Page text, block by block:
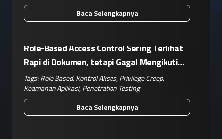
Baca Selengkapnya
Role-Based Access Control Sering Terlihat
Rapi di Dokumen, tetapi Gagal Mengikuti
Operasional Nyata
Tags:Role Based,Kontrol Akses,Privilege Creep,
Keamanan Aplikasi,Penetration Testing
Baca Selengkapnya